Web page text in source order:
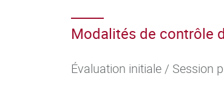
Modalités de contrôle
Évaluation initiale / Session